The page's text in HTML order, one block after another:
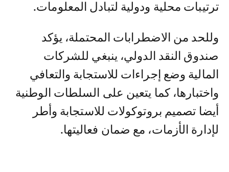
ترتيبات محلية ودولية لتبادل المعلومات.
وللحد من الاضطرابات المحتملة، يؤكد
صندوق النقد الدولي، ينبغي للشركات
المالية وضع إجراءات للاستجابة والتعافي
واختبارها، كما يتعين على السلطات الوطنية
أيضا تصميم بروتوكولات للاستجابة وأطر
لإدارة الأزمات، مع ضمان فعاليتها.